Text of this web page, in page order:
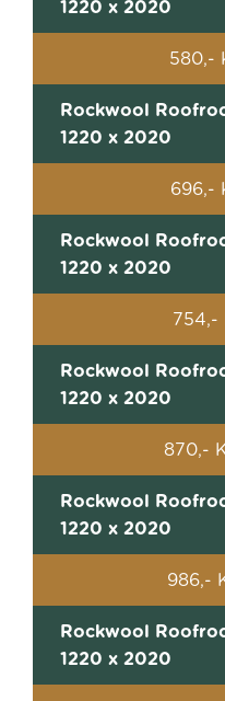
1220 x 2020
580,-
Rockwool
1220 x 2020
696,-
Rockwool
1220 x 2020
754,-
Rockwool
1220 x 2020
870,-
Rockwool
1220 x 2020
986,-
Rockwool
1220 x 2020